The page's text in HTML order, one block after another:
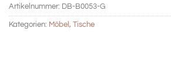
Artikelnummer: DB-B0053-G
Kategorien: Möbel , Tische